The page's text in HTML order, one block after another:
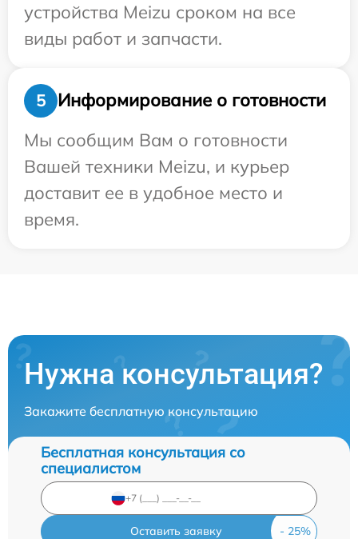
устройства Meizu сроком на все
виды работ и запчасти.
5
Информирование о готовности
Мы сообщим Вам о готовности
Вашей техники Meizu, и курьер
доставит ее в удобное место и
время.
Нужна консультация?
Закажите бесплатную консультацию
Бесплатная консультация со
специалистом
Оставить заявку